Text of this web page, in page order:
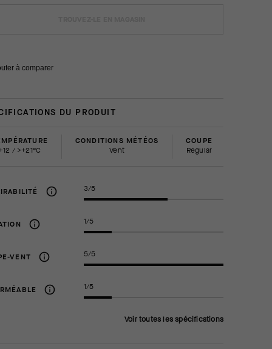
à comparer
DU PRODUIT
+12 / >+21°C
CONDITIONS MÉTÉOS
Vent
COUPE
regular
3/5
1/5
VENT 5/5
1/5
Voir toutes les spécifications